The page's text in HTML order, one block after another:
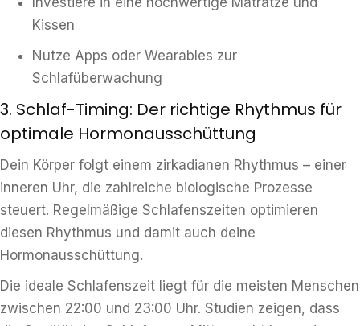
Kissen
Nutze Apps oder Wearables zur
Schlafüberwachung
3. Schlaf-Timing: Der richtige Rhythmus für
optimale Hormonausschüttung
Dein Körper folgt einem zirkadianen Rhythmus – einer
inneren Uhr, die zahlreiche biologische Prozesse
steuert. Regelmäßige Schlafenszeiten optimieren
diesen Rhythmus und damit auch deine
Hormonausschüttung.
Die ideale Schlafenszeit liegt für die meisten Menschen
zwischen 22:00 und 23:00 Uhr. Studien zeigen, dass